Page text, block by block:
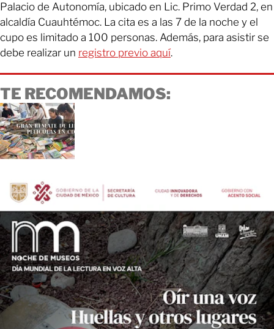
Palacio de Autonomía, ubicado en Lic. Primo Verdad 2, en
alcaldía Cuauhtémoc. La cita es a las 7 de la noche y el
cupo es limitado a 100 personas. Además, para asistir se
debe realizar un registro previo aquí.
TE RECOMENDAMOS: